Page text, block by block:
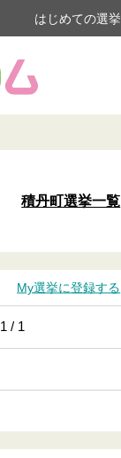
はじめての選挙
積丹町選挙一覧
My選挙に登録する
1 / 1